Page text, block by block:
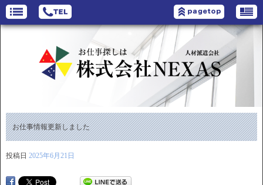
お仕事情報更新しました
投稿日 2025年6月21日